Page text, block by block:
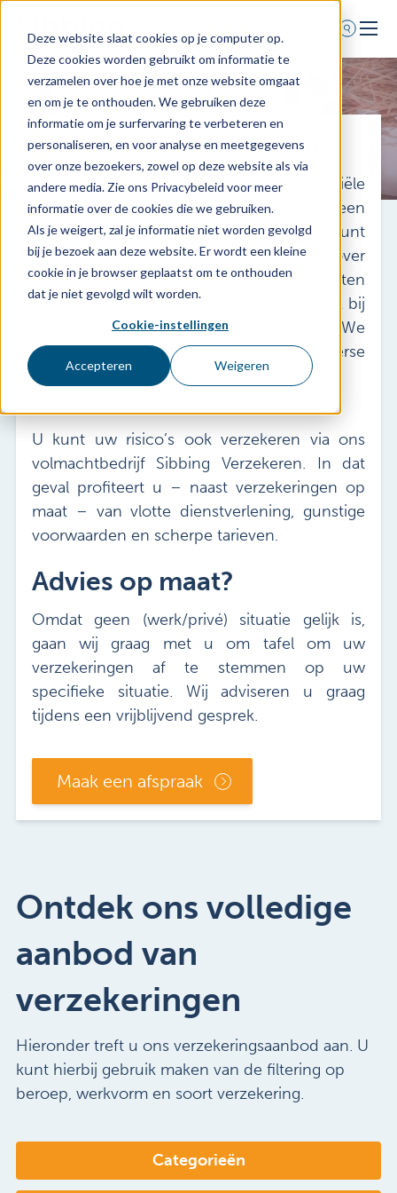
Deze website slaat cookies op je computer op.
Deze cookies worden gebruikt om informatie te
verzamelen over hoe je met onze website omgaat
en om je te onthouden. We gebruiken deze
informatie om je surfervaring te verbeteren en
personaliseren, en voor analyse en meetgegevens
over onze bezoekers, zowel op deze website als via
andere media. Zie ons Privacybeleid voor meer
informatie over de cookies die we gebruiken.
Als je weigert, zal je informatie niet worden gevolgd
bij je bezoek aan deze website. Er wordt een kleine
cookie in je browser geplaatst om te onthouden
dat je niet gevolgd wilt worden.
Cookie-instellingen
Accepteren Weigeren
Home
Voor wie
Diensten
Agenda
Over ons
Schade melden
Afspraak maken
0318 - 544 044
Nieuws
Mijn Sibbing
Contact
Onze verzekeringen
Sibbing brengt risico’s – en de financiële
gevolgen ervan – graag met behulp van een
risicoanalyse voor u in kaart. Vervolgens kunt
u rekenen op een onafhankelijk advies over
welke risico’s u wel en niet zou moeten
verzekeren. Als u wilt, bemiddelen we ook bij
het afsluiten van de gewenste polissen. We
werken hiervoor samen met diverse
gerenommeerde
U kunt uw risico’s ook verzekeren via ons
volmachtbedrijf Sibbing Verzekeren. In dat
geval profiteert u – naast verzekeringen op
maat – van vlotte dienstverlening, gunstige
voorwaarden en scherpe tarieven.
Advies op maat?
Omdat geen (werk/privé) situatie gelijk is,
gaan wij graag met u om tafel om uw
verzekeringen af te stemmen op uw
specifieke situatie. Wij adviseren u graag
tijdens een vrijblijvend gesprek.
Maak een afspraak
Ontdek ons volledige
aanbod van
verzekeringen
Hieronder treft u ons verzekeringsaanbod aan. U
kunt hierbij gebruik maken van de filtering op
beroep, werkvorm en soort verzekering.
Categorieën